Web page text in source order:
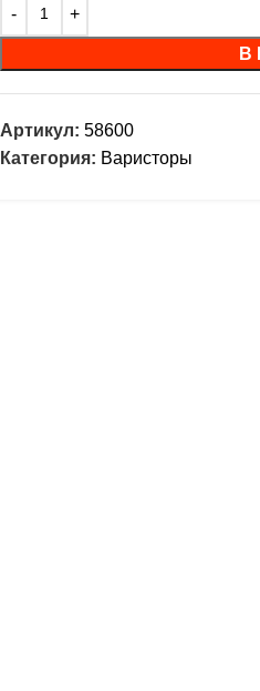
В
Артикул: 58600
Категория: Варисторы